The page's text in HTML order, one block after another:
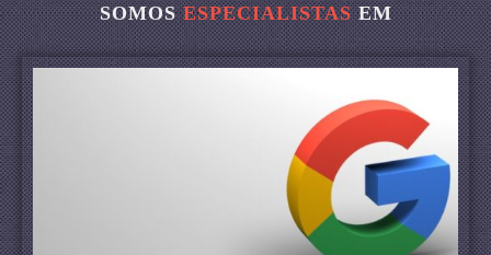
SOMOSESPECIALISTASEM